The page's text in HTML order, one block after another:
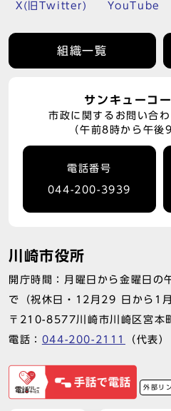
X(旧Twitter) YouTube
組織一覧
サンキューコ
市政に関するお問い合
（午前8時から午
電話番号
044-200-3939
川崎市役所
開庁時間：月曜日から金曜日
で（祝休日・12月29 日から1
〒210-8577川崎市川崎区宮本
電話： 044-200-2111 （代表）
外部リ